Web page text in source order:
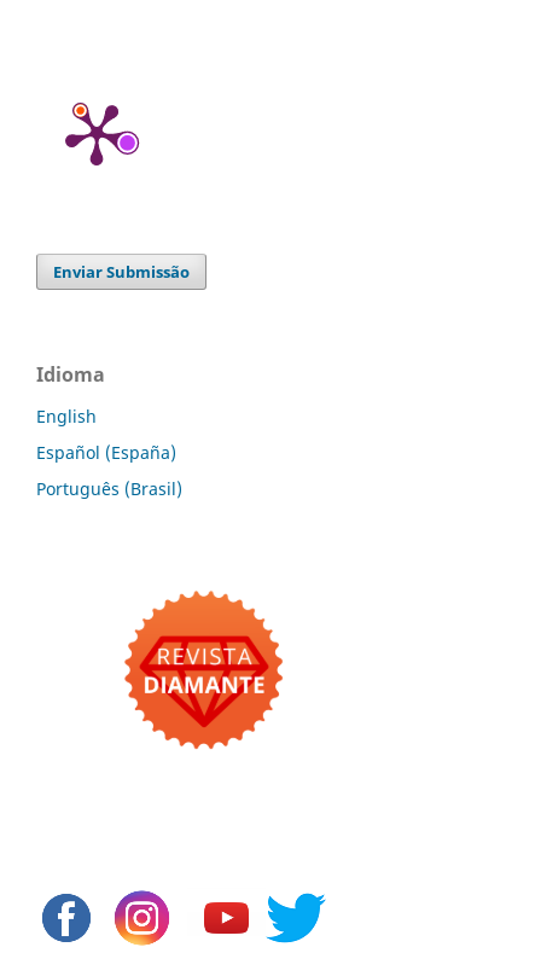
Enviar Submissão
Idioma
English
Español (España)
Português (Brasil)